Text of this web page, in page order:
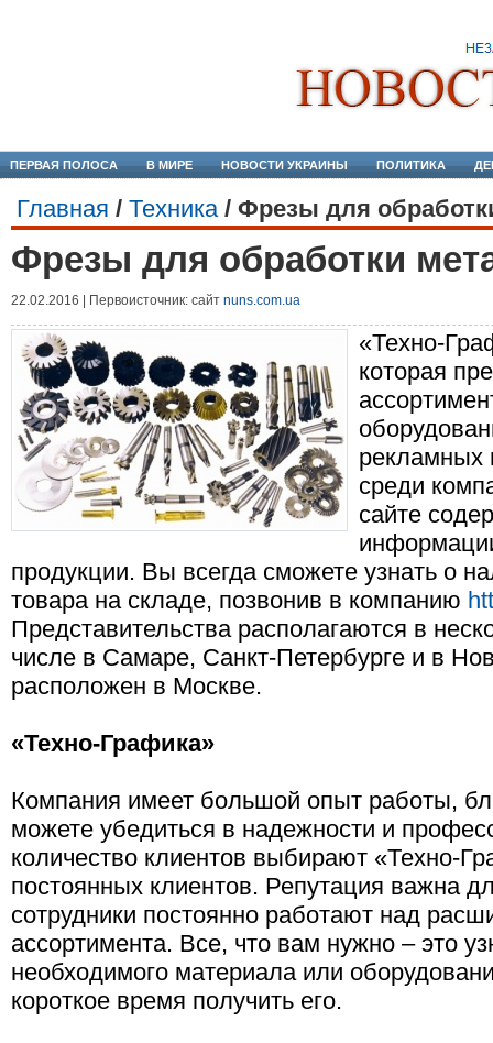
ПЕРВАЯ ПОЛОСА В МИРЕ НОВОСТИ УКРАИНЫ ПОЛИТИКА
Главная / Техника/ Фрезы для
Фрезы для обработки
22.02.2016 | Первоисточник: сайт nuns.com.ua
«Техно-
которая
рекламных
среди
сайте
продукции. Вы всегда сможете узнать о
товара на складе, позвонив в компанию
Представительства располагаются в
числе в Самаре, Санкт-Петербурге и в
расположен в Москве.
«Техно-Графика»
Компания имеет большой опыт работы,
можете убедиться в надежности и
количество клиентов выбирают «Техно-
постоянных клиентов. Репутация важна
сотрудники постоянно работают над
ассортимента. Все, что вам нужно – это
необходимого материала или
короткое время получить его.